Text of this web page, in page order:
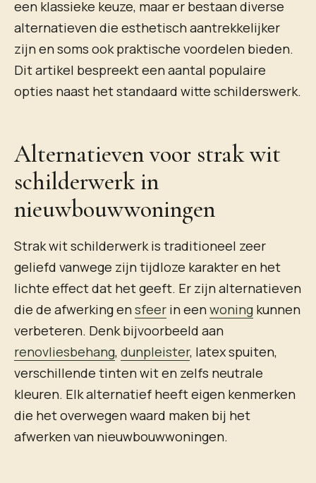
een klassieke keuze, maar er bestaan diverse
alternatieven die esthetisch aantrekkelijker
zijn en soms ook praktische voordelen bieden.
Dit artikel bespreekt een aantal populaire
opties naast het standaard witte schilderswerk.
Alternatieven voor strak wit
schilderwerk in
nieuwbouwwoningen
Strak wit schilderwerk is traditioneel zeer
geliefd vanwege zijn tijdloze karakter en het
lichte effect dat het geeft. Er zijn alternatieven
die de afwerking ensfeer in eenwoning kunnen
verbeteren. Denk bijvoorbeeld aan
renovliesbehang, dunpleister, latex spuiten,
verschillende tinten wit en zelfs neutrale
kleuren. Elk alternatief heeft eigen kenmerken
die het overwegen waard maken bij het
afwerken van nieuwbouwwoningen.